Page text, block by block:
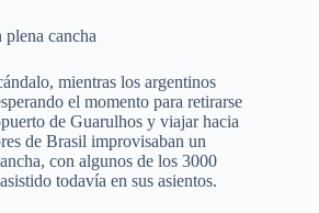
cancha
mientras los argentinos
el momento para retirarse
de Guarulhos y viajar hacia
de Brasil improvisaban un
con algunos de los 3000
todavía en sus asientos.